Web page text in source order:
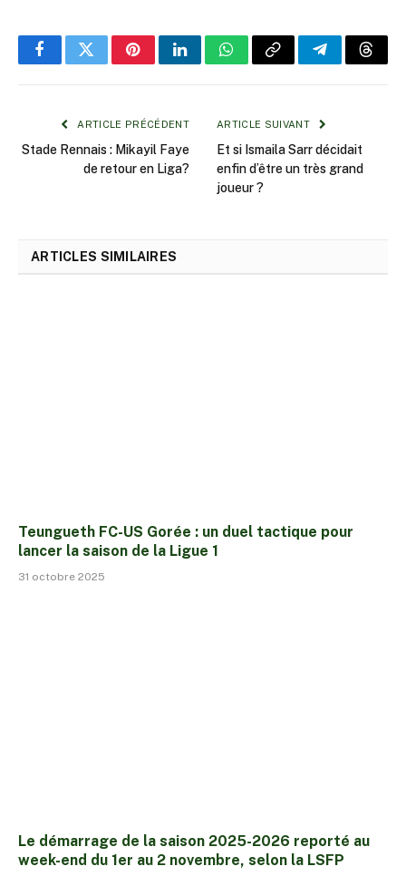
FacebookTwitterPinterestLinkedInWhatsApp
Copy
Telegram
ARTICLE PRÉCÉDENT
Stade Rennais : Mikayil Faye
de retour en Liga?
ARTICLE SUIVANT
Et si Ismaila Sarr décidait
enfin d’être un très grand
joueur ?
ARTICLES SIMILAIRES
Teungueth FC-US Gorée : un duel tactique pour
lancer la saison de la Ligue 1
31 octobre 2025
Le démarrage de la saison 2025-2026 reporté au
week-end du 1er au 2 novembre, selon la LSFP